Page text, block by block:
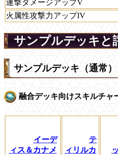
連撃ダメージアップV
火属性攻撃力アップIV
サンプルデッキと
サンプルデッキ（通常）
融合デッキ向けスキルチャ
イーデ
ィス＆カナメ
テ
ィリルカ